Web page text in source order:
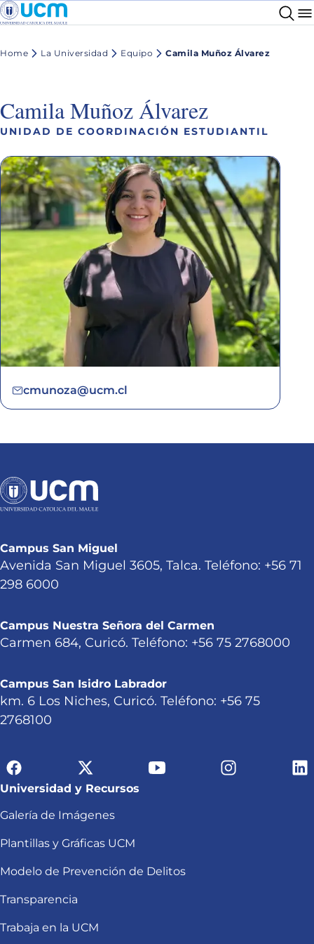
Home La Universidad Equipo Camila Muñoz Álvarez
Camila Muñoz Álvarez
UNIDAD DE COORDINACIÓN ESTUDIANTIL
cmunoza@ucm.cl
Campus San Miguel
Avenida San Miguel 3605, Talca. Teléfono: +56 71
298 6000
Campus Nuestra Señora del Carmen
Carmen 684, Curicó. Teléfono: +56 75 2768000
Campus San Isidro Labrador
km. 6 Los Niches, Curicó. Teléfono: +56 75
2768100
Universidad y Recursos
Galería de Imágenes
Plantillas y Gráficas UCM
Modelo de Prevención de Delitos
Transparencia
Trabaja en la UCM